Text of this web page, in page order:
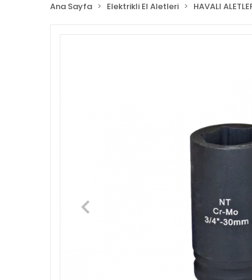
Ana Sayfa Elektrikli El Aletleri HAVALI